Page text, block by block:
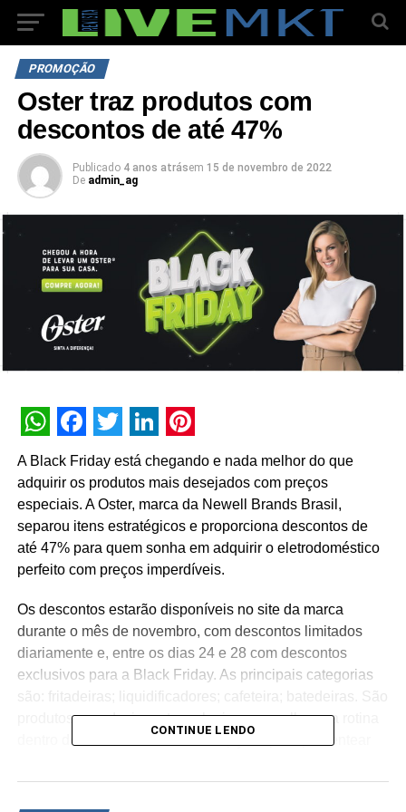
PROMOÇÃO
Oster traz produtos com
descontos de até 47%
Publicado 4 anos atrásem 15 de novembro de 2022
De admin_ag
WhatsApp
Facebook
Twitter
LinkedIn
Pinterest
A Black Friday está chegando e nada melhor do que
adquirir os produtos mais desejados com preços
especiais. A Oster, marca da Newell Brands Brasil,
separou itens estratégicos e proporciona descontos de
até 47% para quem sonha em adquirir o eletrodoméstico
perfeito com preços imperdíveis.
Os descontos estarão disponíveis no site da marca
durante o mês de novembro, com descontos limitados
diariamente e, entre os dias 24 e 28 com descontos
exclusivos para a Black Friday. As principais categorias
são: fritadeiras; liquidificadores; cafeteira; batedeiras. São
produtos com design e tecnologia para melhorar a rotina
dentro de casa, além de serem opções para presentear
CONTINUE LENDO